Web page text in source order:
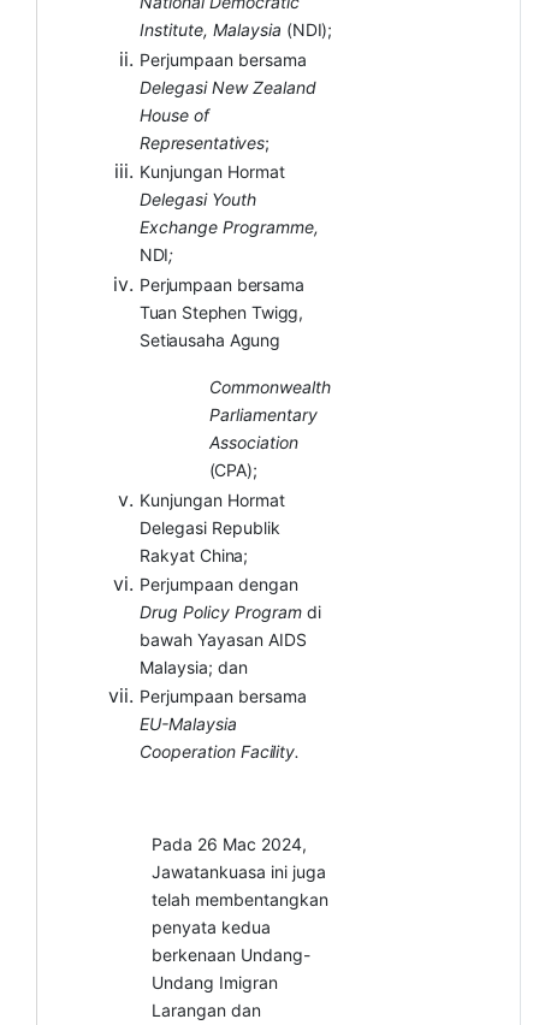
Institute, Malaysia (NDI);
Perjumpaan bersama
Delegasi New Zealand
House of
Representatives;
Kunjungan Hormat
Delegasi Youth
Exchange Programme,
NDI;
Perjumpaan bersama
Tuan Stephen Twigg,
Setiausaha Agung
Commonwealth
Parliamentary
Association
(CPA);
Kunjungan Hormat
Delegasi Republik
Rakyat China;
Perjumpaan dengan
Drug Policy Program di
bawah Yayasan AIDS
Malaysia; dan
Perjumpaan bersama
EU-Malaysia
Cooperation Facility.
Pada 26 Mac 2024,
Jawatankuasa ini juga
telah membentangkan
penyata kedua
berkenaan Undang-
Undang Imigran
Larangan dan